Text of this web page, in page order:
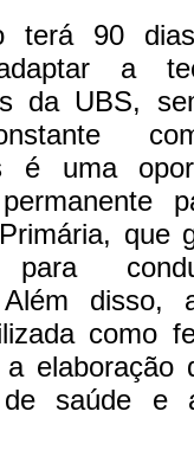
terá 90
a
da UBS,
é uma
que
para
Além disso,
como
elaboração
de saúde e